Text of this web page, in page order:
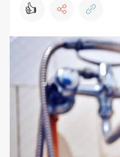
👍